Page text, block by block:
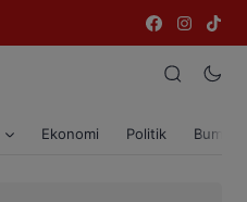
Ekonomi Politik Bumi